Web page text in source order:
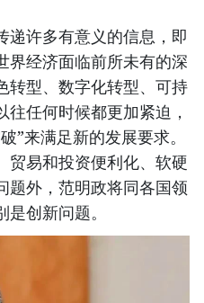
递许多有意义的信息，即
界经济面临前所未有的深
转型、数字化转型、可持
任何时候都更加紧迫，
”来满足新的发展要求。
贸易和投资便利化、软硬
题外，范明政将同各国领
创新问题。